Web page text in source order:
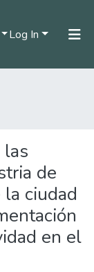
Log In
Statistics
de
ciudad
en el